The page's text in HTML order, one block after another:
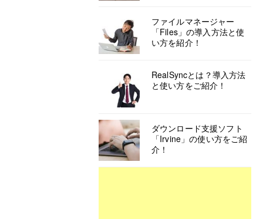
ファイルマネージャー
「Files」の導入方法と使
い方を紹介！
RealSyncとは？導入方法
と使い方をご紹介！
ダウンロード支援ソフト
「Irvine」の使い方をご紹
介！